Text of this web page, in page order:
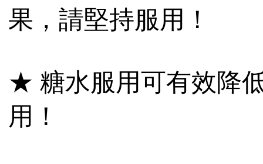
果，請堅持服用！
★ 糖水服用可有效降
用！